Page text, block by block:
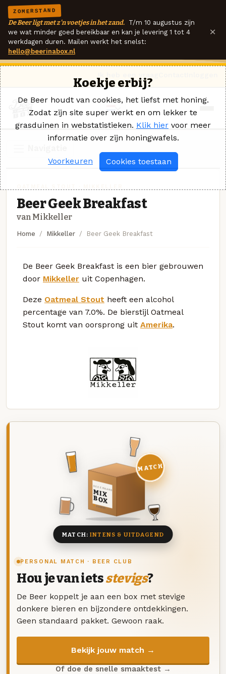
ZOMERSTAND
De Beer ligt met z'n voetjes in het zand. T/m 10 augustus zijn
we wat minder goed bereikbaar en kan je levering 1 tot 4
werkdagen duren. Mailen werkt het snelst:
hello@beerinabox.nl
×
Beer Geek Breakfast
van Mikkeller
Home Mikkeller Beer Geek Breakfast
De Beer Geek Breakfast is een bier gebrouwen
door Mikkeller uit Copenhagen.
Deze Oatmeal Stout heeft een alcohol
percentage van 7.0%. De bierstijl Oatmeal
Stout komt van oorsprong uit Amerika.
PERSONAL MATCH · BEER CLUB
Hou je van ietsstevigs?
De Beer koppelt je aan een box met stevige
donkere bieren en bijzondere ontdekkingen.
Geen standaard pakket. Gewoon raak.
Bekijk jouw match →
Of doe de snelle smaaktest →
DEZE MAAND
MIX
BOX
8 BIEREN
MATCH
MATCH:INTENS & UITDAGEND
Koekje erbij?
De Beer houdt van cookies, het liefst met honing.
Zodat zijn site super werkt en om lekker te
grasduinen in webstatistieken. Klik hier voor meer
informatie over zijn honingwafels.
Voorkeuren Cookies toestaan